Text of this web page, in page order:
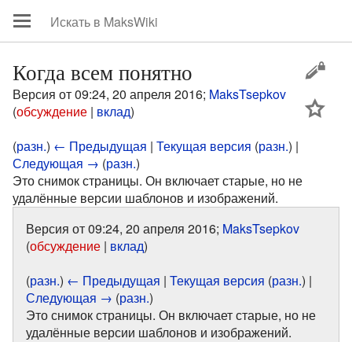
Когда всем понятно
Версия от 09:24, 20 апреля 2016; MaksTsepkov
(обсуждение | вклад)
(разн.) ← Предыдущая | Текущая версия (разн.) |
Следующая → (разн.)
Это снимок страницы. Он включает старые, но не
удалённые версии шаблонов и изображений.
Версия от 09:24, 20 апреля 2016; MaksTsepkov
(обсуждение | вклад)
(разн.) ← Предыдущая | Текущая версия (разн.) |
Следующая → (разн.)
Это снимок страницы. Он включает старые, но не
удалённые версии шаблонов и изображений.